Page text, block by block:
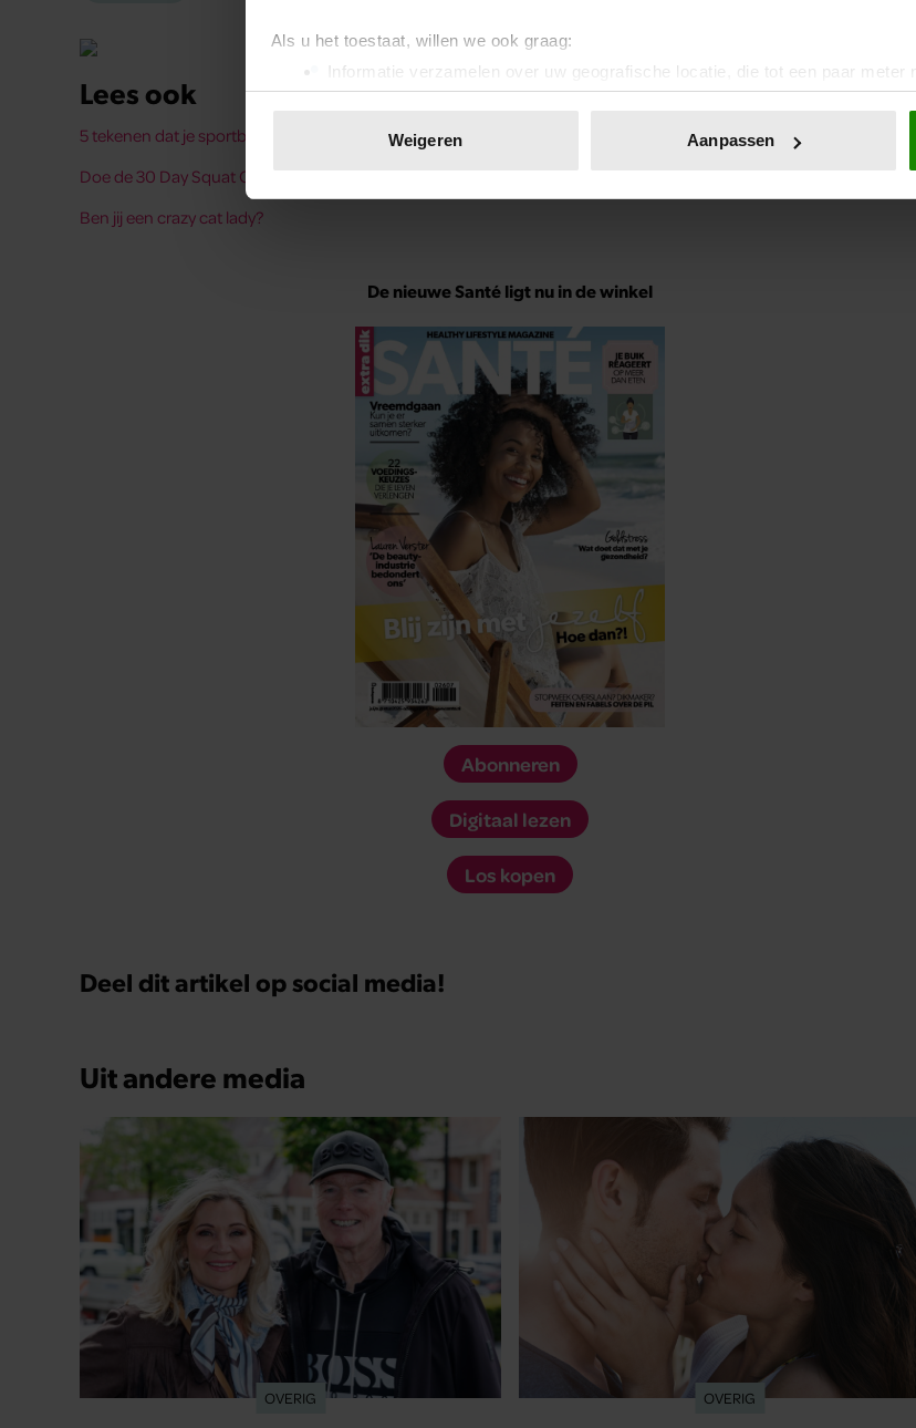
Als u het toestaat, willen we ook graag:
Informatie verzamelen over uw geografische locatie, die tot een paar meter
Uw apparaat identificeren door het actief te scannen op specifieke
toestemming op elk moment wijzigen of intrekken in de Cookieverklaring.
We gebruiken cookies om content en advertenties te personaliseren, om functies
websiteverkeer te analyseren. Ook delen we informatie over uw gebruik van onze
media, adverteren en analyse. Deze partners kunnen deze gegevens combineren
verstrekt of die ze hebben verzameld op basis van uw gebruik van hun services.
Weigeren Aanpassen
Lees ook
5 tekenen dat je sportbeha toe is aan vervanging
Doe de 30 Day Squat Challenge
Ben jij een crazy cat lady?
De nieuwe Santé ligt nu in de winkel
Abonneren
Digitaal lezen
Los kopen
Deel dit artikel op social media!
Uit andere media
OVERIG OVERIG